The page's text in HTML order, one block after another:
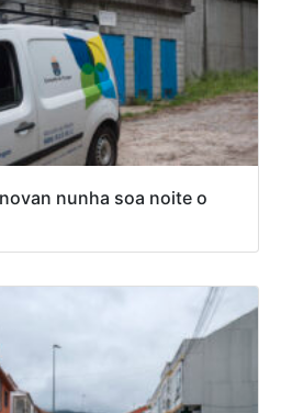
nunha soa noite o